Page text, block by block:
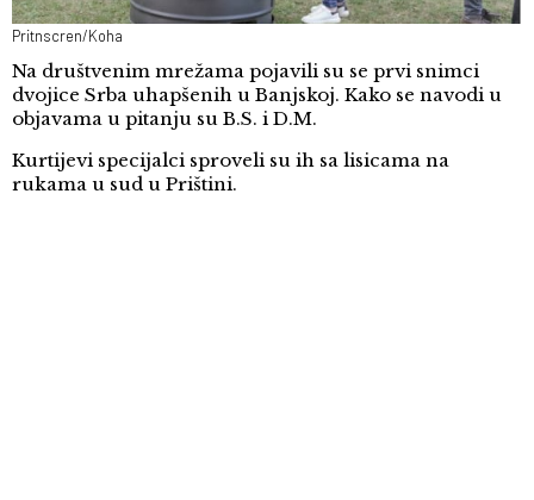
Pritnscren/Koha
Na društvenim mrežama pojavili su se prvi snimci
dvojice Srba uhapšenih u Banjskoj. Kako se navodi u
objavama u pitanju su B.S. i D.M.
Kurtijevi specijalci sproveli su ih sa lisicama na
rukama u sud u Prištini.